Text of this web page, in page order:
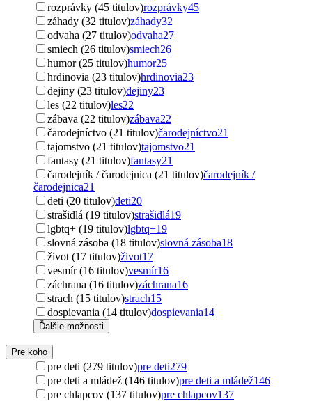
rozprávky (45 titulov)rozprávky45
záhady (32 titulov)záhady32
odvaha (27 titulov)odvaha27
smiech (26 titulov)smiech26
humor (25 titulov)humor25
hrdinovia (23 titulov)hrdinovia23
dejiny (23 titulov)dejiny23
les (22 titulov)les22
zábava (22 titulov)zábava22
čarodejníctvo (21 titulov)čarodejníctvo21
tajomstvo (21 titulov)tajomstvo21
fantasy (21 titulov)fantasy21
čarodejník / čarodejnica (21 titulov)čarodejník /
čarodejnica21
deti (20 titulov)deti20
strašidlá (19 titulov)strašidlá19
lgbtq+ (19 titulov)lgbtq+19
slovná zásoba (18 titulov)slovná zásoba18
život (17 titulov)život17
vesmír (16 titulov)vesmír16
záchrana (16 titulov)záchrana16
strach (15 titulov)strach15
dospievania (14 titulov)dospievania14
Ďalšie možnosti
Pre koho
pre deti (279 titulov)pre deti279
pre deti a mládež (146 titulov)pre deti a mládež146
pre chlapcov (137 titulov)pre chlapcov137